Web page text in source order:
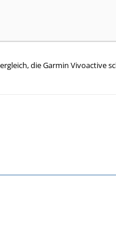
die Garmin Vivoactive